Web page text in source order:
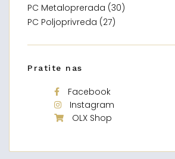
PC Metaloprerada (30)
PC Poljoprivreda (27)
Pratite nas
Facebook
Instagram
OLX Shop